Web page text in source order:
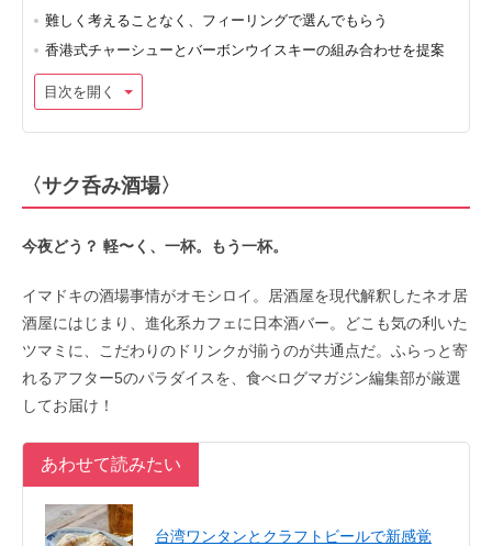
難しく考えることなく、フィーリングで選んでもらう
香港式チャーシューとバーボンウイスキーの組み合わせを提案
目次を開く
〈サク呑み酒場〉
今夜どう？ 軽〜く、一杯。もう一杯。
イマドキの酒場事情がオモシロイ。居酒屋を現代解釈したネオ居
酒屋にはじまり、進化系カフェに日本酒バー。どこも気の利いた
ツマミに、こだわりのドリンクが揃うのが共通点だ。ふらっと寄
れるアフター5のパラダイスを、食べログマガジン編集部が厳選
してお届け！
あわせて読みたい
台湾ワンタンとクラフトビールで新感覚